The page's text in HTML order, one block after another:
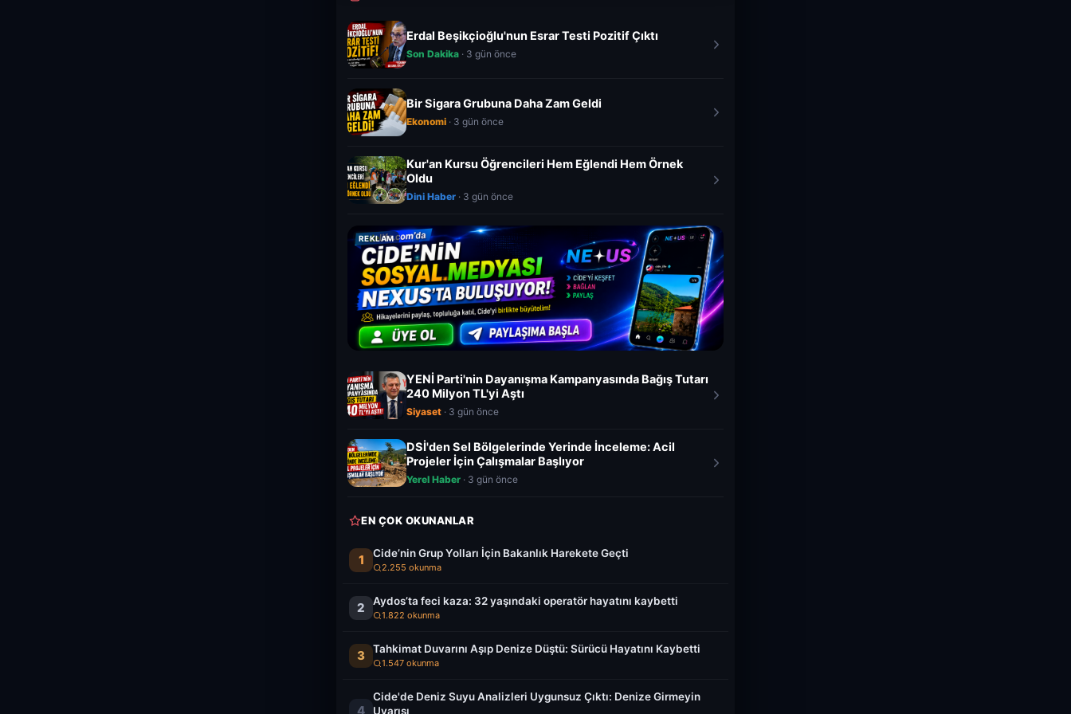
Erdal Beşikçioğlu'nun Esrar Testi Pozitif Çıktı
Son Dakika · 3 gün önce
Bir Sigara Grubuna Daha Zam Geldi
Ekonomi · 3 gün önce
Kur'an Kursu Öğrencileri Hem Eğlendi Hem Örnek
Oldu
Dini Haber · 3 gün önce
REKLAM
YENİ Parti'nin Dayanışma Kampanyasında Bağış Tutarı
240 Milyon TL'yi Aştı
Siyaset · 3 gün önce
DSİ'den Sel Bölgelerinde Yerinde İnceleme: Acil
Projeler İçin Çalışmalar Başlıyor
Yerel Haber · 3 gün önce
EN ÇOK OKUNANLAR
1 Cide’nin Grup Yolları İçin Bakanlık Harekete Geçti
2.255 okunma
2 Aydos’ta feci kaza: 32 yaşındaki operatör hayatını kaybetti
1.822 okunma
3 Tahkimat Duvarını Aşıp Denize Düştü: Sürücü Hayatını Kaybetti
1.547 okunma
4
Cide'de Deniz Suyu Analizleri Uygunsuz Çıktı: Denize Girmeyin
Uyarısı